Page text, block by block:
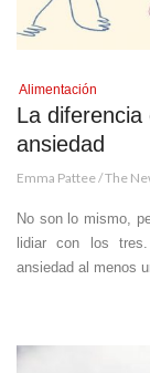
Alimentación
La
ansiedad
Emma Pattee / The
No son lo mismo,
lidiar con los
ansiedad al menos